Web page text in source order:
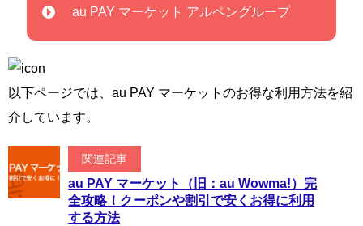
au PAY マーケット アルペングループ
以下ページでは、au PAY マーケットのお得な利用方法を紹
介しています。
関連記事
au PAY マーケット（旧：au Wowma!）完
全攻略！クーポンや割引で安くお得に利用
する方法